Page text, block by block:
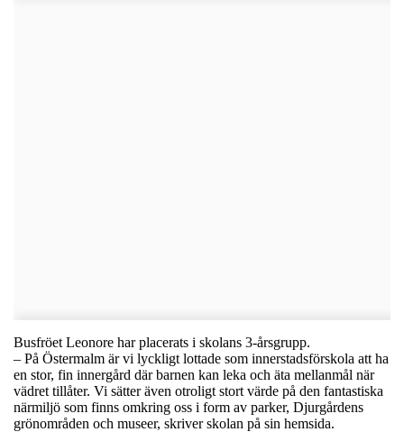
Busfröet Leonore har placerats i skolans 3-årsgrupp.
– På Östermalm är vi lyckligt lottade som innerstadsförskola att ha
en stor, fin innergård där barnen kan leka och äta mellanmål när
vädret tillåter. Vi sätter även otroligt stort värde på den fantastiska
närmiljö som finns omkring oss i form av parker, Djurgårdens
grönområden och museer, skriver skolan på sin hemsida.